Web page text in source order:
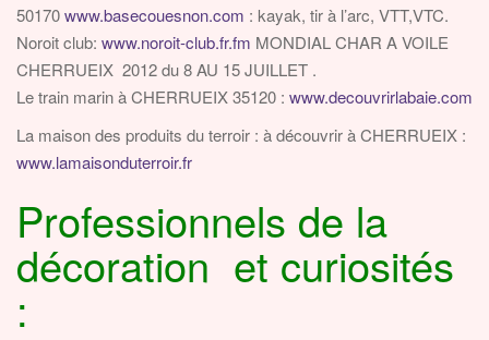
50170www.basecouesnon.com : kayak, tir à l’arc, VTT,VTC.
Noroit club: www.noroit-club.fr.fm MONDIAL CHAR A VOILE
CHERRUEIX 2012 du 8 AU 15 JUILLET .
Le train marin à CHERRUEIX 35120 : www.decouvrirlabaie.com
La maison des produits du terroir : à découvrir à CHERRUEIX :
www.lamaisonduterroir.fr
Professionnels de la
décoration et curiosités
: